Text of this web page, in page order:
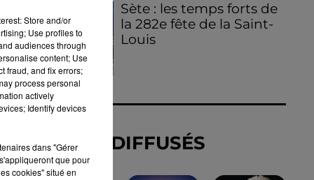
Sète : les temps forts de
la 282e fête de la Saint-
Louis
TITRES DIFFUSÉS
Store and/or
Use profiles to
audiences through
content; Use
fraud, and fix errors;
process personal
actively
Identify devices
dans "Gérer
que pour
cookies" situé en